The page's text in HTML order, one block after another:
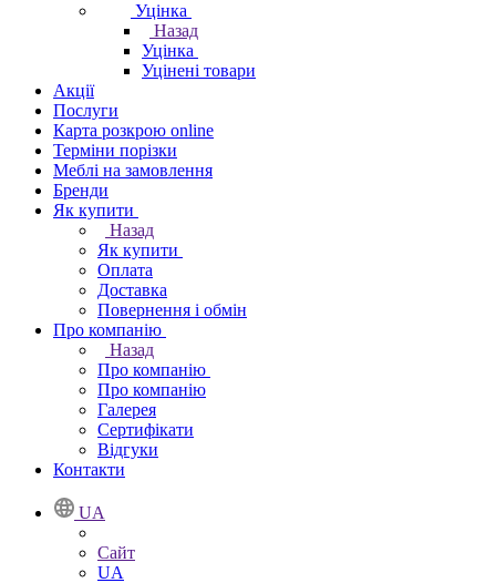
Уцінка
Назад
Уцінка
Уцінені товари
Акції
Послуги
Карта розкрою online
Терміни порізки
Меблі на замовлення
Бренди
Як купити
Назад
Як купити
Оплата
Доставка
Повернення і обмін
Про компанію
Назад
Про компанію
Про компанію
Галерея
Сертифікати
Відгуки
Контакти
UA
Сайт
UA